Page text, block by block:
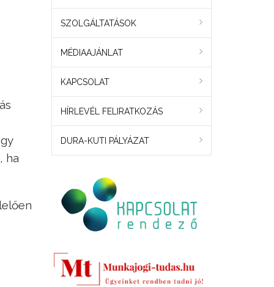
ha
SZOLGÁLTATÁSOK
MÉDIAAJÁNLAT
KAPCSOLAT
HÍRLEVÉL FELIRATKOZÁS
DURA-KUTI PÁLYÁZAT